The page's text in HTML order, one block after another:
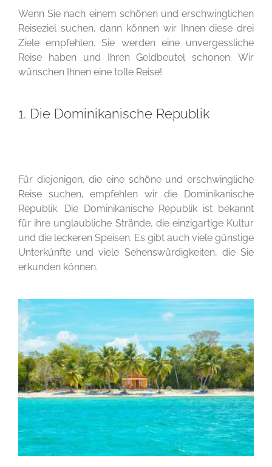
Wenn Sie nach einem schönen und erschwinglichen
Reiseziel suchen, dann können wir Ihnen diese drei
Ziele empfehlen. Sie werden eine unvergessliche
Reise haben und Ihren Geldbeutel schonen. Wir
wünschen Ihnen eine tolle Reise!
1. Die Dominikanische Republik
Für diejenigen, die eine schöne und erschwingliche
Reise suchen, empfehlen wir die Dominikanische
Republik. Die Dominikanische Republik ist bekannt
für ihre unglaubliche Strände, die einzigartige Kultur
und die leckeren Speisen. Es gibt auch viele günstige
Unterkünfte und viele Sehenswürdigkeiten, die Sie
erkunden können.